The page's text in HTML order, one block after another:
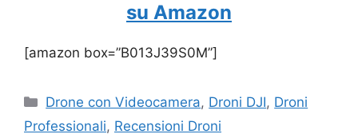
su Amazon
[amazon box=”B013J39S0M”]
Categorie
Drone con Videocamera, Droni DJI, Droni
Professionali, Recensioni Droni